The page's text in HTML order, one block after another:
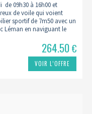
de 09h30 à 16h00 et
de voile qui voient
sportif de 7m50 avec un
Léman en naviguant le
264.50€
VOIR L’OFFRE